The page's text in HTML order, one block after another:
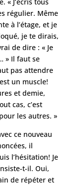
régulier. Même
à l’étage, et je
je te dirais,
de dire : « Je
» Il faut se
pas attendre
un muscle!
et demie,
cas, c’est
les autres. »
ce nouveau
il
l’hésitation! Je
t-il. Oui,
de répéter et